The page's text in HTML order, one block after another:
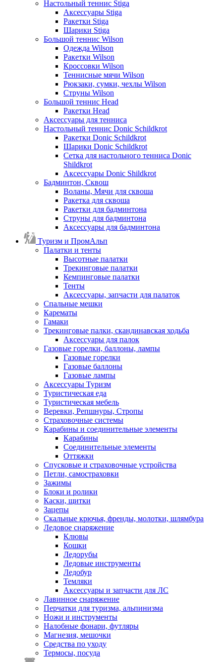
Настольный теннис Stiga
Аксессуары Stiga
Ракетки Stiga
Шарики Stiga
Большой теннис Wilson
Одежда Wilson
Ракетки Wilson
Кроссовки Wilson
Теннисные мячи Wilson
Рюкзаки, сумки, чехлы Wilson
Струны Wilson
Большой теннис Head
Ракетки Head
Аксессуары для тенниса
Настольный теннис Donic Schildkrot
Ракетки Donic Schildkrot
Шарики Donic Schildkrot
Сетка для настольного тенниса Donic
Shildkrot
Аксессуары Donic Shildkrot
Бадминтон, Сквош
Воланы, Мячи для сквоша
Ракетка для сквоша
Ракетки для бадминтона
Струны для бадминтона
Аксессуары для бадминтона
Туризм и ПромАльп
Палатки и тенты
Высотные палатки
Трекинговые палатки
Кемпинговые палатки
Тенты
Аксессуары, запчасти для палаток
Спальные мешки
Карематы
Гамаки
Трекинговые палки, скандинавская ходьба
Аксессуары для палок
Газовые горелки, баллоны, лампы
Газовые горелки
Газовые баллоны
Газовые лампы
Аксессуары Туризм
Туристическая еда
Туристическая мебель
Веревки, Репшнуры, Стропы
Страховочные системы
Карабины и соединительные элементы
Карабины
Соединительные элементы
Оттяжки
Спусковые и страховочные устройства
Петли, самостраховки
Зажимы
Блоки и ролики
Каски, щитки
Зацепы
Скальные крючья, френды, молотки, шлямбура
Ледовое снаряжение
Клювы
Кошки
Ледорубы
Ледовые инструменты
Ледобур
Темляки
Аксессуары и запчасти для ЛС
Лавинное снаряжение
Перчатки для туризма, альпинизма
Ножи и инструменты
Налобные фонари, футляры
Магнезия, мешочки
Средства по уходу
Термосы, посуда